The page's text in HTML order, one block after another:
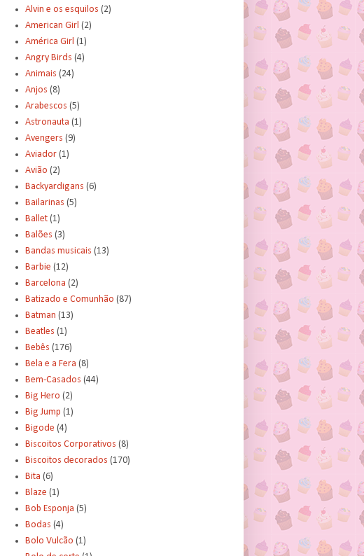
Alvin e os esquilos (2)
American Girl (2)
América Girl (1)
Angry Birds (4)
Animais (24)
Anjos (8)
Arabescos (5)
Astronauta (1)
Avengers (9)
Aviador (1)
Avião (2)
Backyardigans (6)
Bailarinas (5)
Ballet (1)
Balões (3)
Bandas musicais (13)
Barbie (12)
Barcelona (2)
Batizado e Comunhão (87)
Batman (13)
Beatles (1)
Bebês (176)
Bela e a Fera (8)
Bem-Casados (44)
Big Hero (2)
Big Jump (1)
Bigode (4)
Biscoitos Corporativos (8)
Biscoitos decorados (170)
Bita (6)
Blaze (1)
Bob Esponja (5)
Bodas (4)
Bolo Vulcão (1)